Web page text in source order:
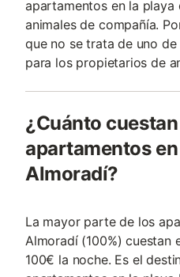
apartamentos en la playa
animales de compañía.
que no se trata de uno
para los propietarios de
¿Cuánto
apartamentos
Almoradí?
La mayor parte de los
Almoradí (100%) cuestan
100€ la noche. Es el